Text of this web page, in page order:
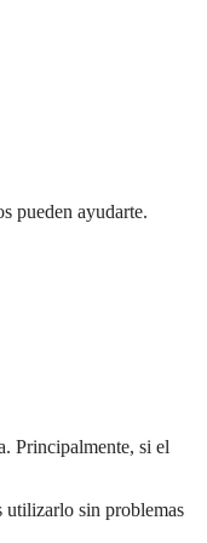
pueden ayudarte.
Principalmente, si el
utilizarlo sin problemas